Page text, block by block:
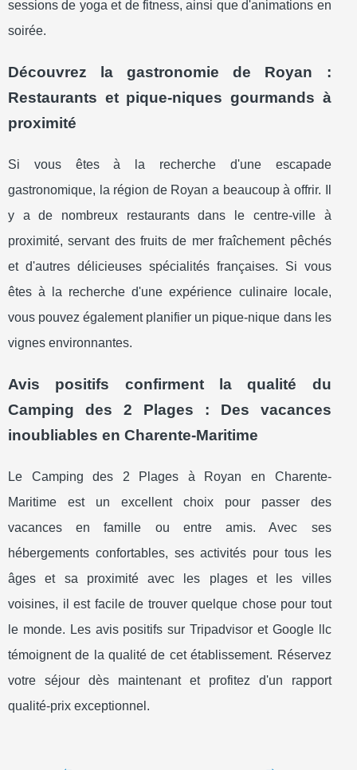
sessions de yoga et de fitness, ainsi que d'animations en
soirée.
Découvrez la gastronomie de Royan :
Restaurants et pique-niques gourmands à
proximité
Si vous êtes à la recherche d'une escapade
gastronomique, la région de Royan a beaucoup à offrir. Il
y a de nombreux restaurants dans le centre-ville à
proximité, servant des fruits de mer fraîchement pêchés
et d'autres délicieuses spécialités françaises. Si vous
êtes à la recherche d'une expérience culinaire locale,
vous pouvez également planifier un pique-nique dans les
vignes environnantes.
Avis positifs confirment la qualité du
Camping des 2 Plages : Des vacances
inoubliables en Charente-Maritime
Le Camping des 2 Plages à Royan en Charente-
Maritime est un excellent choix pour passer des
vacances en famille ou entre amis. Avec ses
hébergements confortables, ses activités pour tous les
âges et sa proximité avec les plages et les villes
voisines, il est facile de trouver quelque chose pour tout
le monde. Les avis positifs sur Tripadvisor et Google llc
témoignent de la qualité de cet établissement. Réservez
votre séjour dès maintenant et profitez d'un rapport
qualité-prix exceptionnel.